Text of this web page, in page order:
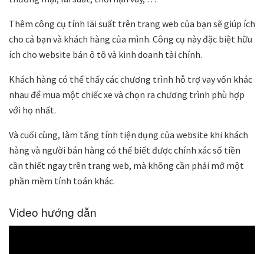
Thêm công cụ tính lãi suất trên trang web của bạn sẽ giúp ích
cho cả bạn và khách hàng của mình. Công cụ này đặc biệt hữu
ích cho website bán ô tô và kinh doanh tài chính.
Khách hàng có thể thấy các chương trình hỗ trợ vay vốn khác
nhau để mua một chiếc xe và chọn ra chương trình phù hợp
với họ nhất.
Và cuối cùng, làm tăng tính tiện dụng của website khi khách
hàng và người bán hàng có thể biết được chính xác số tiền
cần thiết ngay trên trang web, mà không cần phải mở một
phần mềm tính toán khác.
Video hướng dẫn